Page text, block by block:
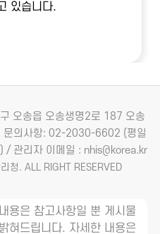
있습니다.
오송읍 오송생명2로 187 오송
문의사항: 02-2030-6602 (평일
관리자 이메일 : nhis@korea.kr
청. ALL RIGHT RESERVED
용은 참고사항일 뿐 게시물
혀드립니다. 자세한 내용은